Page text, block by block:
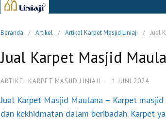
Beranda Artikel Artikel Karpet Masjid Liniaji Jual
Jual Karpet Masjid
ARTIKEL KARPET MASJID LINIAJI · 1 JUNI 2024
Jual Karpet Masjid Maulana – Karpet
dan kekhidmatan dalam beribadah. Karpet